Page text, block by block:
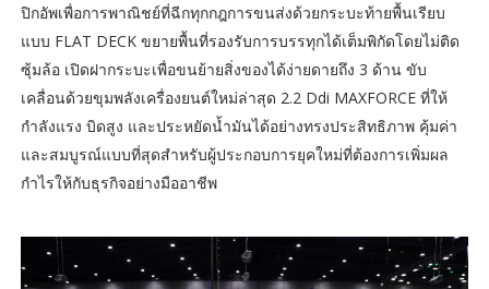
ปิกอัพเพื่อการพาณิชย์ที่ฉีกทุกกฎการขนส่งด้วยกระบะท้ายพื้นเรียบ
แบบ FLAT DECK ขยายพื้นที่รองรับการบรรทุกได้เต็มพิกัดโดยไม่ติด
ซุ้มล้อ เปิดฝากระบะเพื่อขนย้ายสิ่งของได้ง่ายดายถึง 3 ด้าน ขับ
เคลื่อนด้วยขุมพลังเครื่องยนต์ใหม่ล่าสุด 2.2 Ddi MAXFORCE ที่ให้
กำลังแรง บิดสูง และประหยัดน้ำมันได้อย่างทรงประสิทธิภาพ คุ้มค่า
และสมบูรณ์แบบที่สุดสำหรับผู้ประกอบการยุคใหม่ที่ต้องการเพิ่มผล
กำไรให้กับธุรกิจอย่างมืออาชีพ